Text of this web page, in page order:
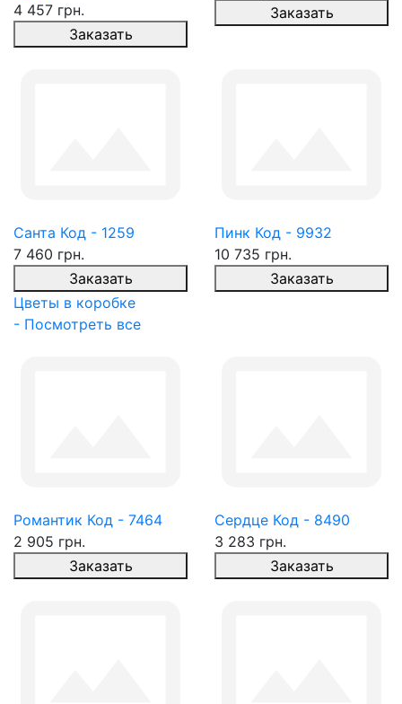
4 457 грн.
Заказать
Заказать
Санта Код - 1259
7 460 грн.
Заказать
Пинк Код - 9932
10 735 грн.
Заказать
Цветы в коробке
- Посмотреть все
Романтик Код - 7464
2 905 грн.
Заказать
Сердце Код - 8490
3 283 грн.
Заказать